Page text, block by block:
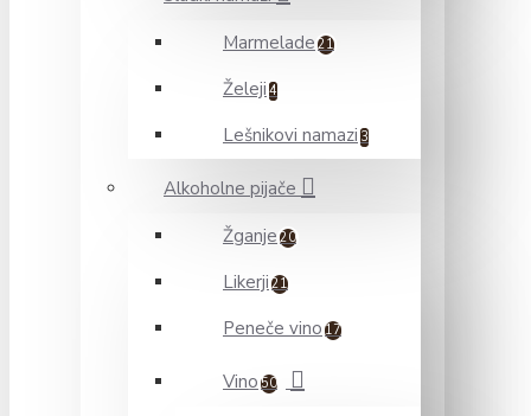
Marmelade 21
Želeji 4
Lešnikovi namazi 3
Alkoholne pijače
Žganje 20
Likerji 21
Peneče vino 17
Vino 50